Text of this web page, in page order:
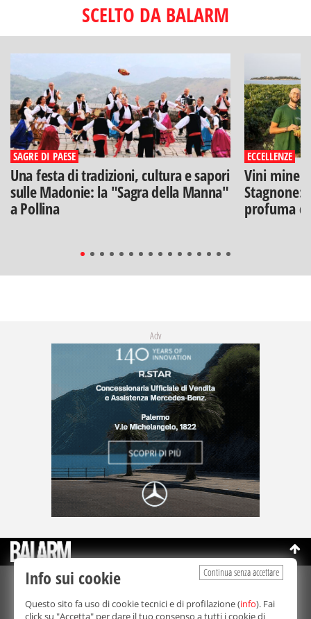
SCELTO DA BALARM
SAGRE DI PAESE
Una festa di tradizioni, cultura e sapori
sulle Madonie: la "Sagra della Manna"
a Pollina
ECCELLENZE
Vini
Stagnone:
profuma
Adv
©Copyright 2003-2026
Bmedia Srl- P.IVA 07064240828
La riproduzione totale o parziale di tutti i contenuti, in qualunque
Continua senza accettare
Info sui cookie
Questo sito fa uso di cookie tecnici e di profilazione (info). Fai
click su "Accetta" per dare il tuo consenso a tutti i cookie di